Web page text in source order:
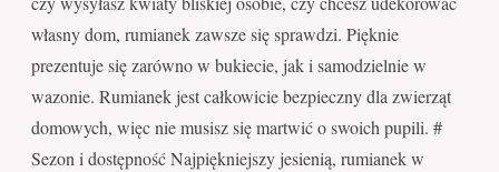
własny dom, rumianek zawsze się sprawdzi. Pięknie
prezentuje się zarówno w bukiecie, jak i samodzielnie w
wazonie. Rumianek jest całkowicie bezpieczny dla zwierząt
domowych, więc nie musisz się martwić o swoich pupili. #
Sezon i dostępność Najpiękniejszy jesienią, rumianek w